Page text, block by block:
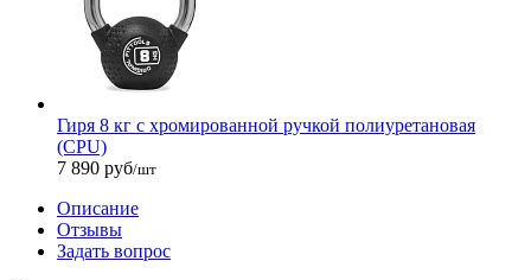
Гиря 8 кг с хромированной ручкой полиуретановая
(CPU)
7 890 руб/шт
Описание
Отзывы
Задать вопрос